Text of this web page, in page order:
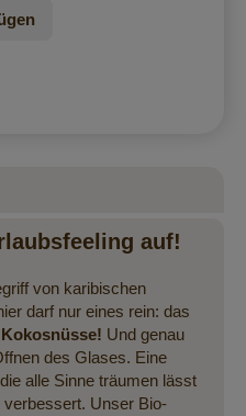
auf!
von karibischen
darf nur eines rein: das
Und genau
des Glases. Eine
alle Sinne träumen lässt
Unser Bio-